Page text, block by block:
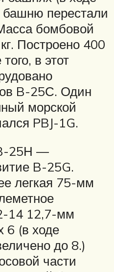
перестали
бомбовой
Построено 400
в этот
B-25С. Один
морской
PBJ-1G.
25Н —
B-25G.
легкая 75-мм
14 12,7-мм
6 (в ходе
до 8.)
части